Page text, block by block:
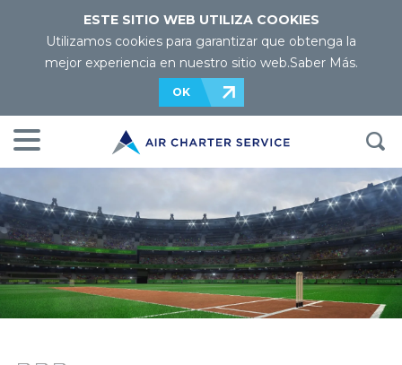
ESTE SITIO WEB UTILIZA COOKIES
Utilizamos cookies para garantizar que obtenga la
mejor experiencia en nuestro sitio web.Saber Más.
OK